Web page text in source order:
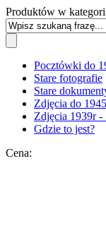
Produktów w
Pocztówki do
Stare fotografie
Stare
Zdjęcia do
Zdjęcia 1939r -
Gdzie to jest?
Cena: